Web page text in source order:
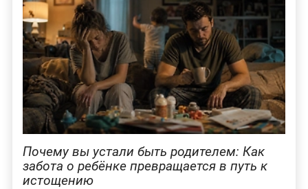
Почему вы устали быть родителем: Как
забота о ребёнке превращается в путь к
истощению